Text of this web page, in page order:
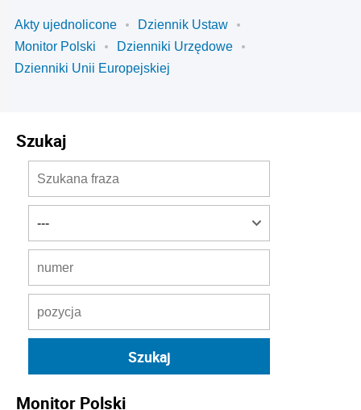
Akty ujednolicone
Dziennik Ustaw
Monitor Polski
Dzienniki Urzędowe
Dzienniki Unii Europejskiej
Szukaj
Monitor Polski